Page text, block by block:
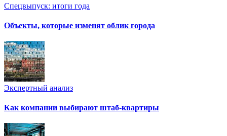
Спецвыпуск: итоги года
Объекты, которые изменят облик города
Экспертный анализ
Как компании выбирают штаб-квартиры